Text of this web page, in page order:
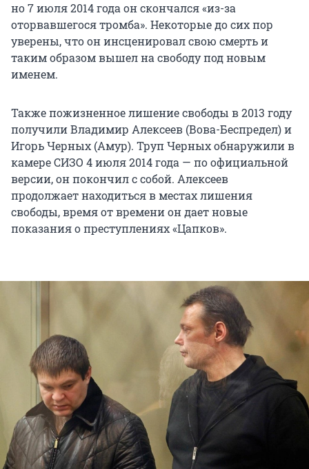
но 7 июля 2014 года он скончался «из-за
оторвавшегося тромба». Некоторые до сих пор
уверены, что он инсценировал свою смерть и
таким образом вышел на свободу под новым
именем.
Также пожизненное лишение свободы в 2013 году
получили Владимир Алексеев (Вова-Беспредел) и
Игорь Черных (Амур). Труп Черных обнаружили в
камере СИЗО 4 июля 2014 года — по официальной
версии, он покончил с собой. Алексеев
продолжает находиться в местах лишения
свободы, время от времени он дает новые
показания о преступлениях «Цапков».